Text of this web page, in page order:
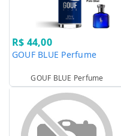
R$ 44,00
GOUF BLUE Perfume
GOUF BLUE Perfume